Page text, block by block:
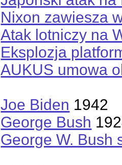
Nixon zawiesza
Atak lotniczy na
Eksplozja
AUKUS umowa
Joe Biden 1942
George Bush
George W. Bush